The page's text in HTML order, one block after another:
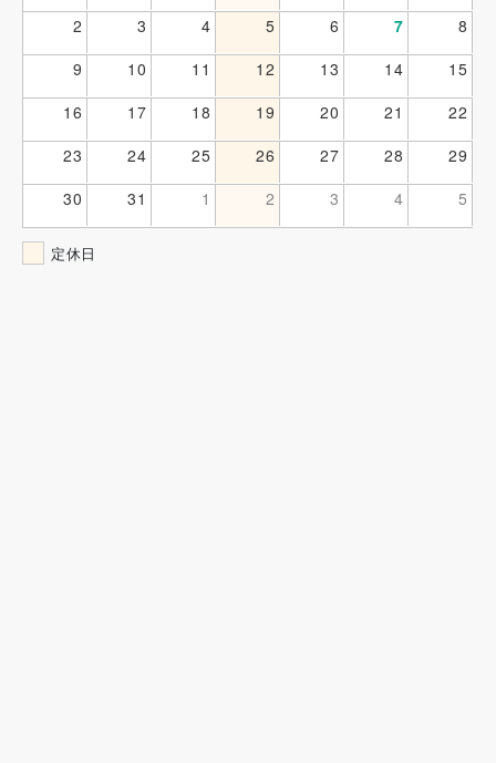
2
3 4 5 6 7
8
9
10 11 12 13 14
15
16
17 18 19 20 21
22
23
24 25 26 27 28
29
30
31 1 2 3 4 5
定休日